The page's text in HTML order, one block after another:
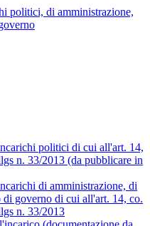
politici, di amministrazione,
politici di cui all'art. 14,
n. 33/2013 (da pubblicare in
di amministrazione, di
di governo di cui all'art. 14, co.
n. 33/2013